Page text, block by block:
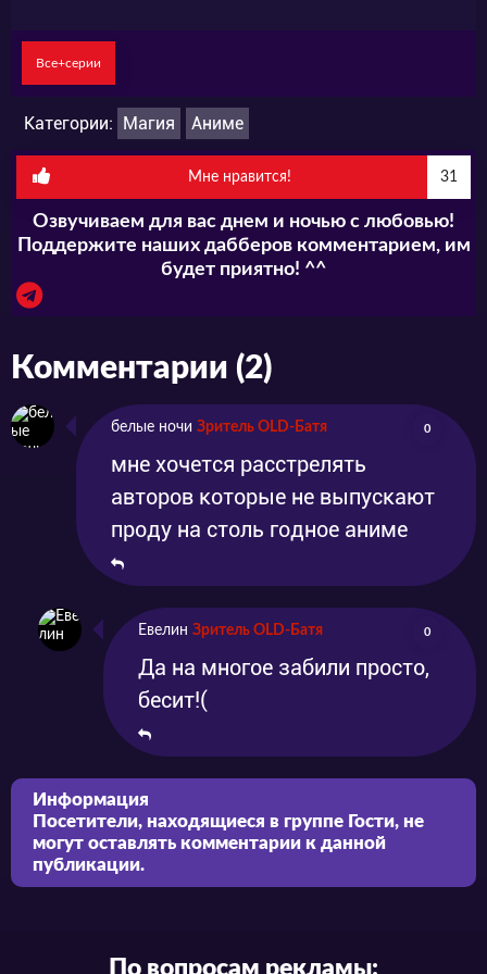
Все+серии
Категории: Магия Аниме
Мне нравится! 31
Озвучиваем для вас днем и ночью с любовью!
Поддержите наших дабберов комментарием, им
будет приятно! ^^
Комментарии (2)
белые ночи Зритель OLD-Батя 0
мне хочется расстрелять
авторов которые не выпускают
проду на столь годное аниме
Евелин Зритель OLD-Батя 0
Да на многое забили просто,
бесит!(
Информация
Посетители, находящиеся в группе Гости, не
могут оставлять комментарии к данной
публикации.
По вопросам рекламы: